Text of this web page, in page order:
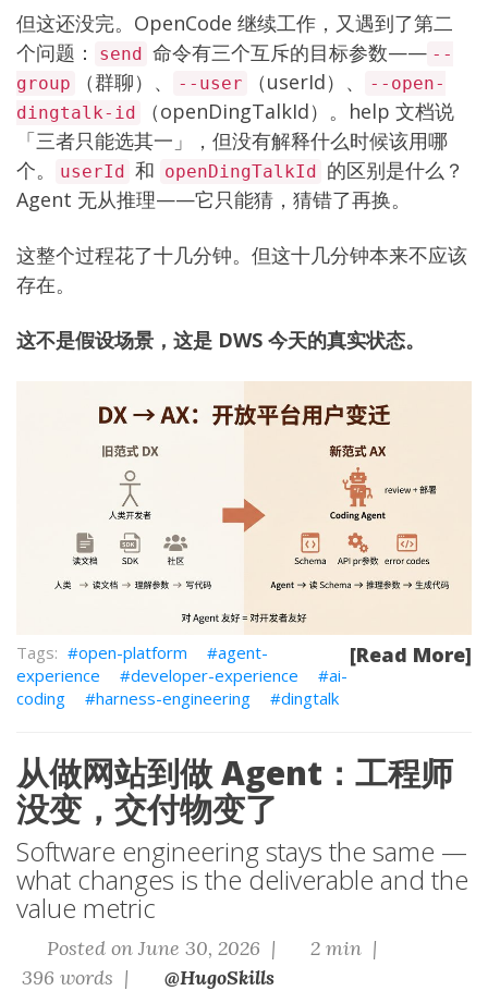
但这还没完。OpenCode 继续工作，又遇到了第二
个问题：
send 命令有三个互斥的目标参数—— --
group
（群聊）、 --user （userId）、
--open-
dingtalk-id
（openDingTalkId）。help 文档说
「三者只能选其一」，但没有解释什么时候该用哪
个。
userId 和 openDingTalkId 的区别是什么？
Agent 无从推理——它只能猜，猜错了再换。
这整个过程花了十几分钟。但这十几分钟本来不应该
存在。
这不是假设场景，这是 DWS 今天的真实状态。
[Read More]
open-platform
agent-
experience
developer-experience
ai-
coding
harness-engineering dingtalk
从做网站到做 Agent：工程师
没变，交付物变了
Software engineering stays the same —
what changes is the deliverable and the
value metric
Posted on June 30, 2026 |
2 min |
396 words |
@HugoSkills